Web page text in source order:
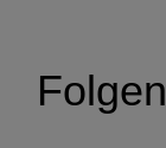
Folgen